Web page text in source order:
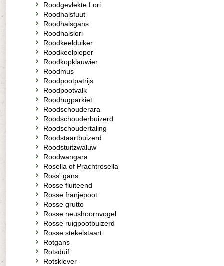
Roodgevlekte Lori
Roodhalsfuut
Roodhalsgans
Roodhalslori
Roodkeelduiker
Roodkeelpieper
Roodkopklauwier
Roodmus
Roodpootpatrijs
Roodpootvalk
Roodrugparkiet
Roodschouderara
Roodschouderbuizerd
Roodschoudertaling
Roodstaartbuizerd
Roodstuitzwaluw
Roodwangara
Rosella of Prachtrosella
Ross' gans
Rosse fluiteend
Rosse franjepoot
Rosse grutto
Rosse neushoornvogel
Rosse ruigpootbuizerd
Rosse stekelstaart
Rotgans
Rotsduif
Rotsklever